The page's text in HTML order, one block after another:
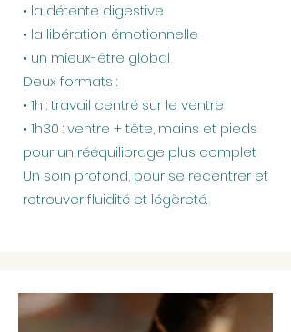
• la détente digestive
• la libération émotionnelle
• un mieux-être global
Deux formats :
• 1h : travail centré sur le ventre
• 1h30 : ventre + tête, mains et pieds
pour un rééquilibrage plus complet
Un soin profond, pour se recentrer et
retrouver fluidité et légèreté.